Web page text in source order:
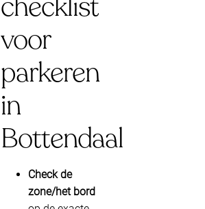
voor
parkeren
in
Bottendaal
Check de
zone/het bord